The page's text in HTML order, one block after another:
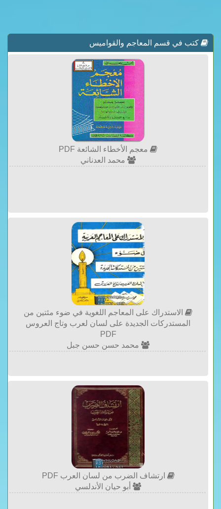
كتب في قسم المعاجم والقواميس
معجم الأخطاء الشائعة PDF
محمد العدناني
الاستدراك على المعاجم اللغوية في ضوء مئتين من
المستدركات الجديدة على لسان لعرب وتاج العروس
PDF
محمد حسن حسن جبل
ارتشاف الضرب من لسان العرب PDF
أبو حيان الأندلسي